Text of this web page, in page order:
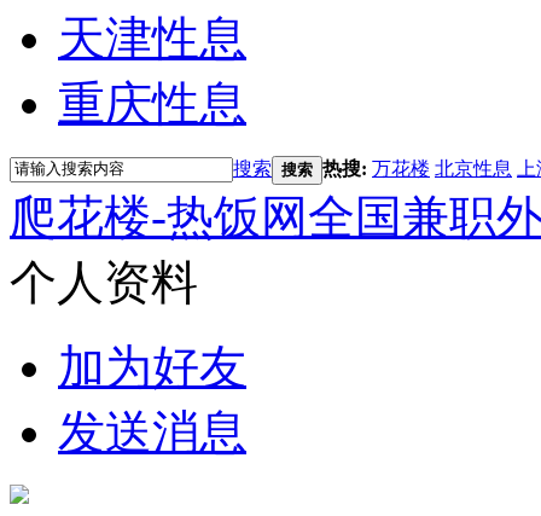
天津性息
重庆性息
搜索 搜索 热搜: 万花楼 北京性息
爬花楼-热饭网全国兼职
个人资料
加为好友
发送消息